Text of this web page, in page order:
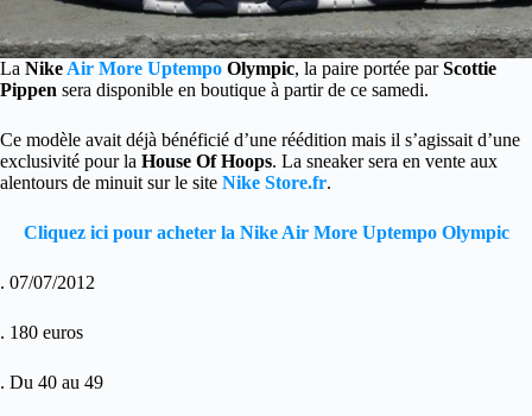
La Nike Air More Uptempo Olympic, la paire portée parScottie
Pippen sera disponible en boutique à partir de ce samedi.
Ce modèle avait déjà bénéficié d’une réédition mais il s’agissait d’une
exclusivité pour la House Of Hoops. La sneaker sera en vente aux
alentours de minuit sur le site Nike Store.fr.
Cliquez ici pour acheter la Nike Air More Uptempo Olympic
. 07/07/2012
. 180 euros
. Du 40 au 49